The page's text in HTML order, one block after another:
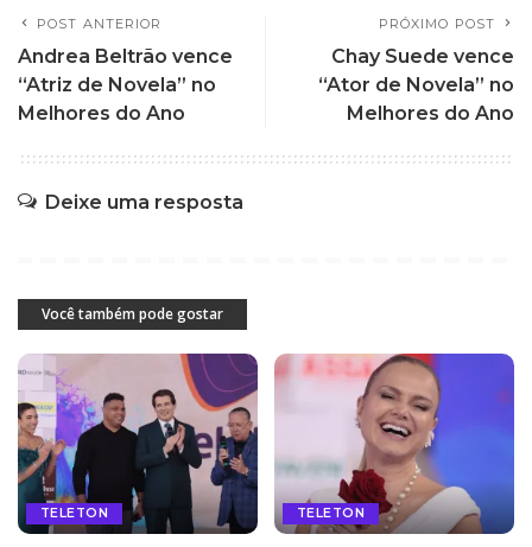
POST ANTERIOR
Andrea Beltrão vence
“Atriz de Novela” no
Melhores do Ano
PRÓXIMO POST
Chay Suede vence
“Ator de Novela” no
Melhores do Ano
Deixe uma resposta
Você também pode gostar
TELETON TELETON